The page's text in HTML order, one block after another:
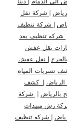
| شركة نقل
| شركة تنظيف
شركة تنظيف بعد
نقل عفش
| نقل عفش
تسربات المياه
| كشف
|
شركة
رش مبيدات
| شركة تنظيف